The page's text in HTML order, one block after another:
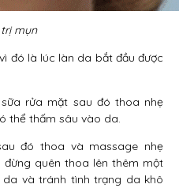
mụn
đó là lúc làn da bắt đầu được
rửa mặt sau đó thoa nhẹ
thể thấm sâu vào da.
đó thoa và massage nhẹ
quên thoa lên thêm một
và tránh tình trạng da khô